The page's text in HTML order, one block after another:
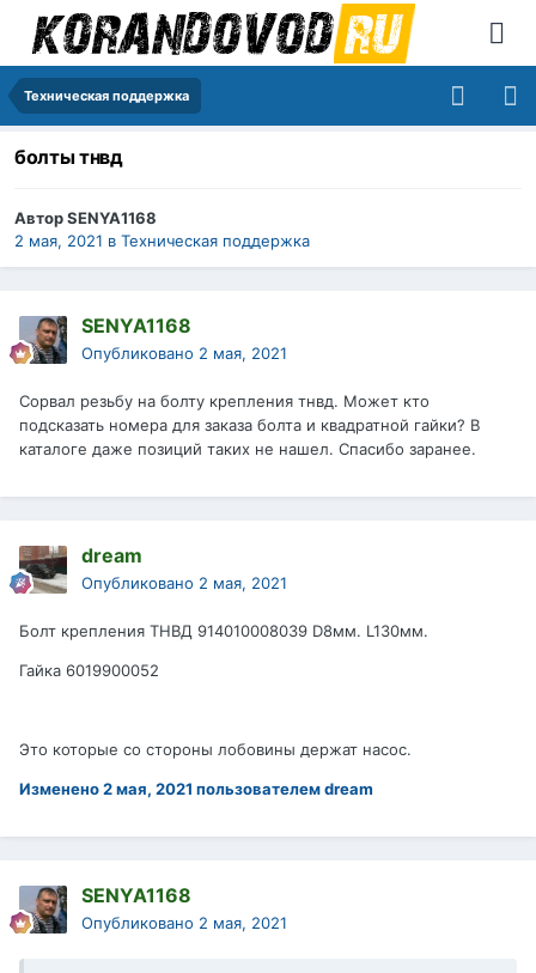
Техническая поддержка
болты тнвд
АвторSENYA1168
2 мая, 2021 в Техническая поддержка
SENYA1168
Опубликовано 2 мая, 2021
Сорвал резьбу на болту крепления тнвд. Может кто
подсказать номера для заказа болта и квадратной гайки? В
каталоге даже позиций таких не нашел. Спасибо заранее.
dream
Опубликовано 2 мая, 2021
Болт крепления ТНВД 914010008039 D8мм. L130мм.
Гайка 6019900052
Это которые со стороны лобовины держат насос.
Изменено2 мая, 2021 пользователем dream
SENYA1168
Опубликовано 2 мая, 2021